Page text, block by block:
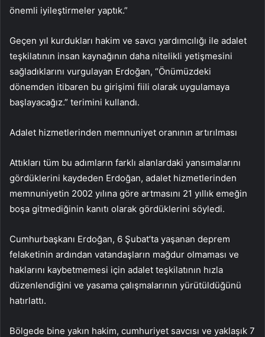
önemli iyileştirmeler yaptık.”
Geçen yıl kurdukları hakim ve savcı yardımcılığı ile adalet
teşkilatının insan kaynağının daha nitelikli yetişmesini
sağladıklarını vurgulayan Erdoğan, “Önümüzdeki
dönemden itibaren bu girişimi fiili olarak uygulamaya
başlayacağız.” terimini kullandı.
Adalet hizmetlerinden memnuniyet oranının artırılması
Attıkları tüm bu adımların farklı alanlardaki yansımalarını
gördüklerini kaydeden Erdoğan, adalet hizmetlerinden
memnuniyetin 2002 yılına göre artmasını 21 yıllık emeğin
boşa gitmediğinin kanıtı olarak gördüklerini söyledi.
Cumhurbaşkanı Erdoğan, 6 Şubat’ta yaşanan deprem
felaketinin ardından vatandaşların mağdur olmaması ve
haklarını kaybetmemesi için adalet teşkilatının hızla
düzenlendiğini ve yasama çalışmalarının yürütüldüğünü
hatırlattı.
Bölgede bine yakın hakim, cumhuriyet savcısı ve yaklaşık 7